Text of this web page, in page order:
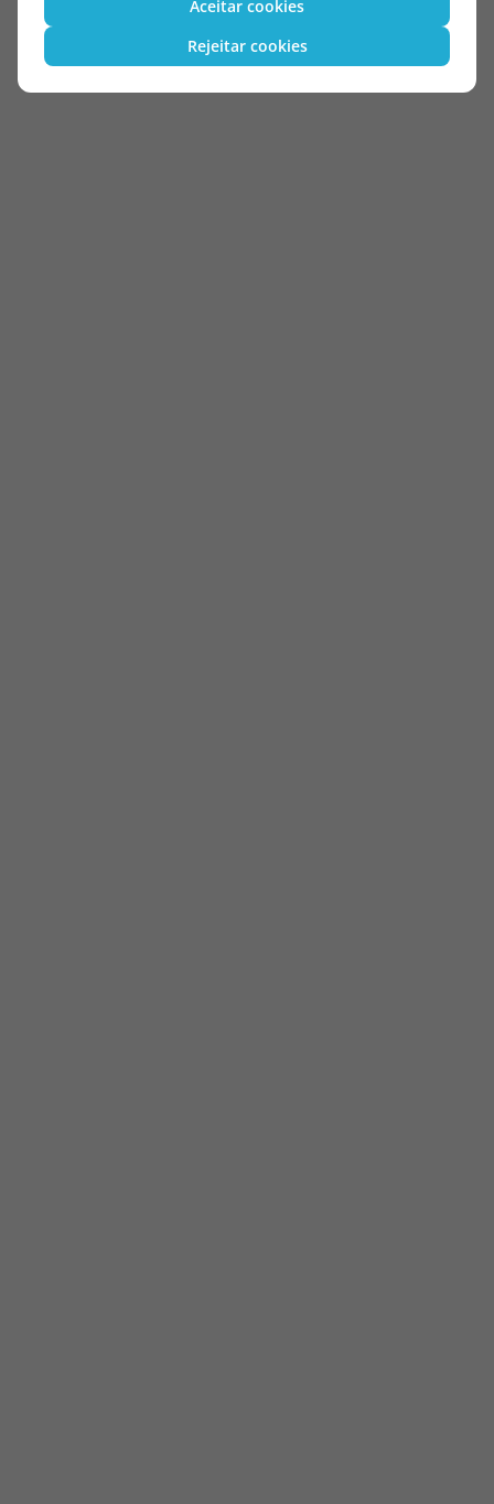
Aceitar cookies
Rejeitar cookies